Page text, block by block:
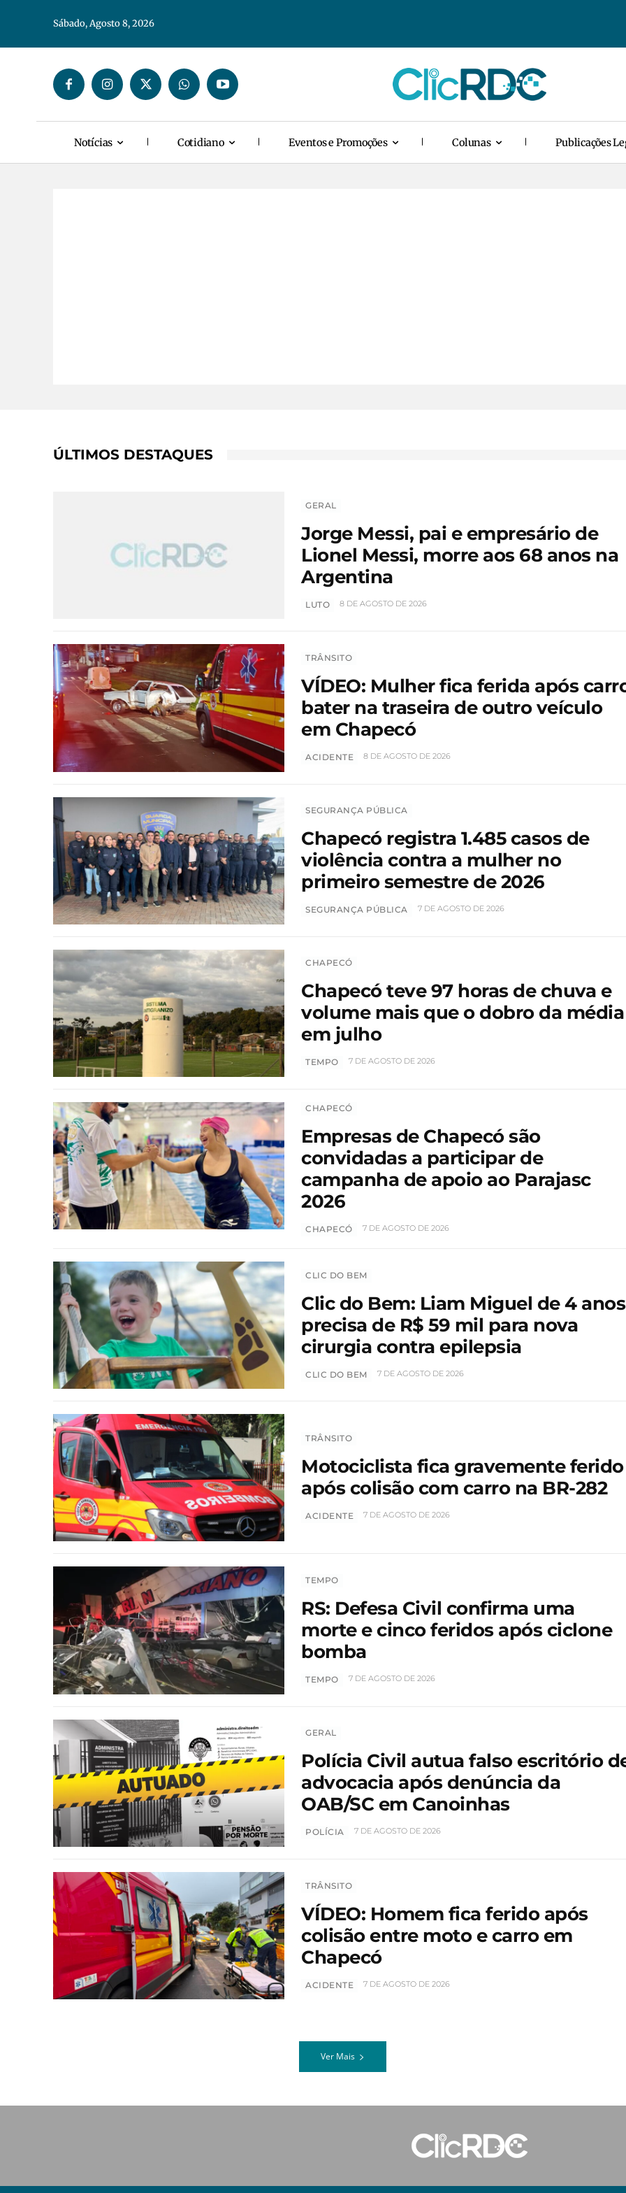
Sábado, Agosto 8, 2026
Notícias Cotidiano Eventos e Promoções Colunas Publicações
ÚLTIMOS DESTAQUES
GERAL
Jorge Messi, pai e empresário de
Lionel Messi, morre aos 68 anos na
Argentina
LUTO 8 DE AGOSTO DE 2026
TRÂNSITO
VÍDEO: Mulher fica ferida após
bater na traseira de outro veículo
em Chapecó
ACIDENTE 8 DE AGOSTO DE 2026
SEGURANÇA PÚBLICA
Chapecó registra 1.485 casos de
violência contra a mulher no
primeiro semestre de 2026
SEGURANÇA PÚBLICA 7 DE AGOSTO DE 2026
CHAPECÓ
Chapecó teve 97 horas de chuva e
volume mais que o dobro da média
em julho
TEMPO 7 DE AGOSTO DE 2026
CHAPECÓ
Empresas de Chapecó são
convidadas a participar de
campanha de apoio ao Parajasc
2026
CHAPECÓ 7 DE AGOSTO DE 2026
CLIC DO BEM
Clic do Bem: Liam Miguel de 4 anos
precisa de R$ 59 mil para nova
cirurgia contra epilepsia
CLIC DO BEM 7 DE AGOSTO DE 2026
TRÂNSITO
Motociclista fica gravemente ferido
após colisão com carro na BR-282
ACIDENTE 7 DE AGOSTO DE 2026
TEMPO
RS: Defesa Civil confirma uma
morte e cinco feridos após ciclone
bomba
TEMPO 7 DE AGOSTO DE 2026
GERAL
Polícia Civil autua falso escritório
advocacia após denúncia da
OAB/SC em Canoinhas
POLÍCIA 7 DE AGOSTO DE 2026
TRÂNSITO
VÍDEO: Homem fica ferido após
colisão entre moto e carro em
Chapecó
ACIDENTE 7 DE AGOSTO DE 2026
Ver Mais